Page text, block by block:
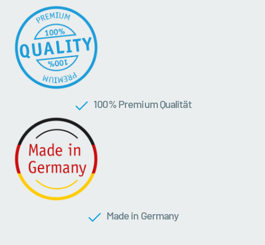
100 % Premium Qualität
Made in Germany